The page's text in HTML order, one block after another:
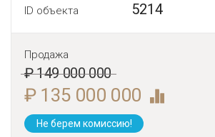
ID объекта 5214
Продажа
₽ 149 000 000
₽ 135 000 000
Не берем комиссию!